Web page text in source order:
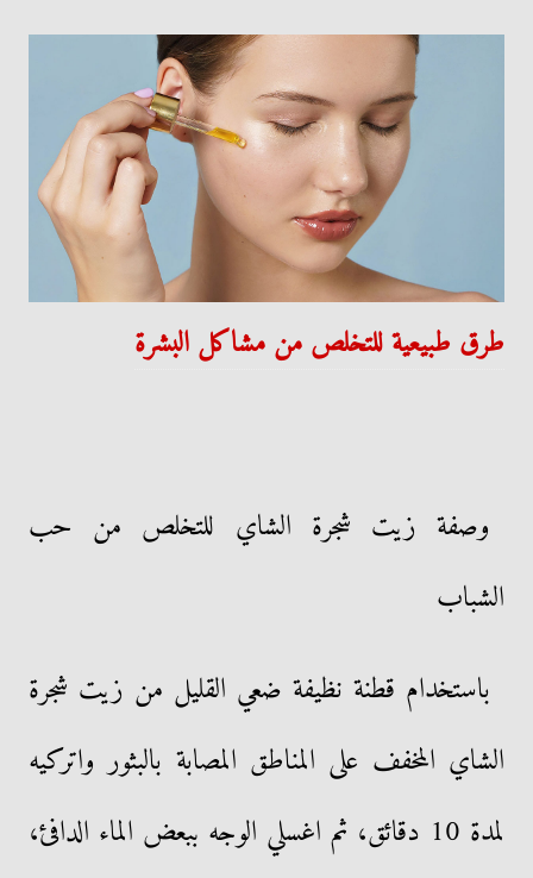
طرق طبيعية للتخلص من مشاكل البشرة
وصفة زيت شجرة الشاي للتخلص من حب
الشباب
باستخدام قطنة نظيفة ضعي القليل من زيت شجرة
الشاي المخفف على المناطق المصابة بالبثور واتركيه
لمدة 10 دقائق، ثم اغسلي الوجه ببعض الماء الدافئ،